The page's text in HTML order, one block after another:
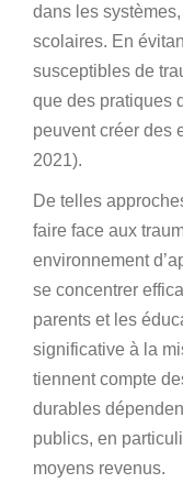
dans les
scolaires. En
susceptibles de
que des pratiques
peuvent créer des
2021).
De telles
faire face aux
environnement
se concentrer
parents et les
significative à la
tiennent compte
durables
publics, en
moyens revenus.